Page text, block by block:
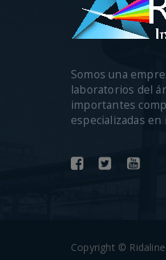
Somos una
laboratorios del
importantes
especializadas
Copyright ©